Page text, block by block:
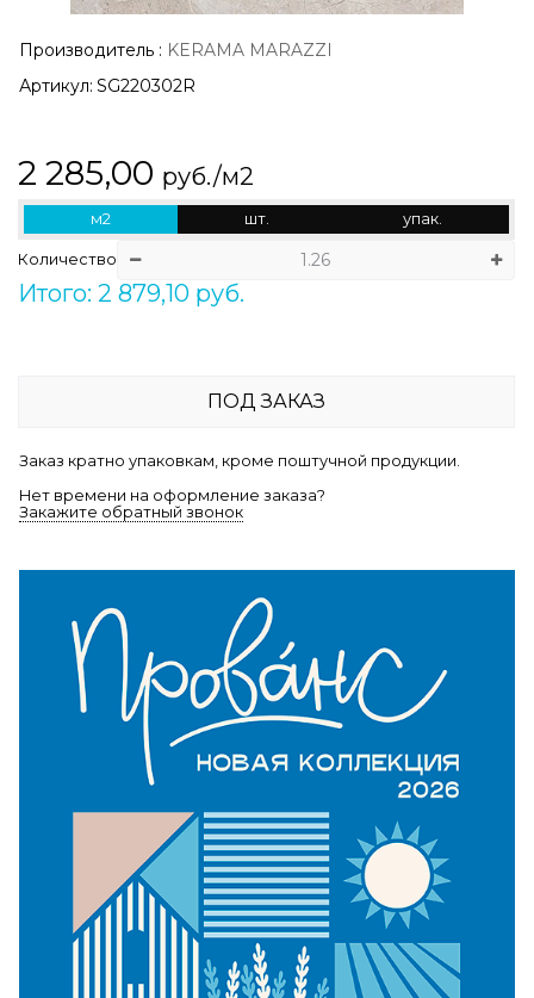
Производитель : KERAMA MARAZZI
Артикул: SG220302R
2 285,00 руб./м2
м2 шт. упак.
Количество
Итого: 2 879,10 руб.
ПОД ЗАКАЗ
Заказ кратно упаковкам, кроме поштучной продукции.
Нет времени на оформление заказа?
Закажите обратный звонок